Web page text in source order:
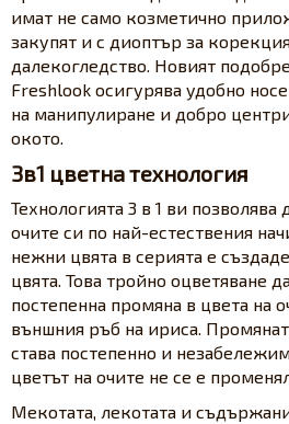
имат не само козметично
закупят и с диоптър за
далекогледство. Новият
Freshlook осигурява удобно
на манипулиране и добро
окото.
3в1 цветна технология
Технологията 3 в 1 ви
очите си по най-естествения
нежни цвята в серията е
цвята. Това тройно оцветяване
постепенна промяна в цвета на
външния ръб на ириса.
става постепенно и
цветът на очите не се е
Мекотата, лекотата и